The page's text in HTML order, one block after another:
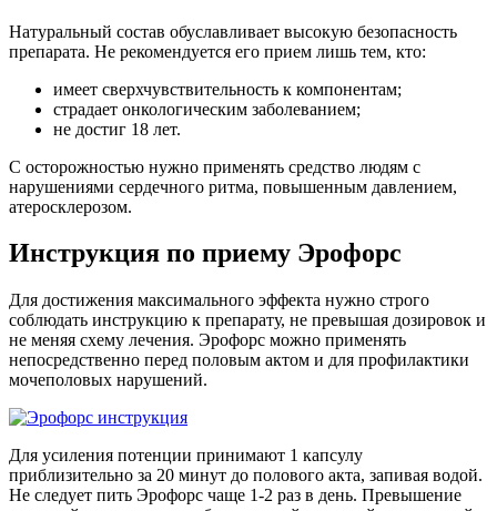
Натуральный состав обуславливает высокую безопасность
препарата. Не рекомендуется его прием лишь тем, кто:
имеет сверхчувствительность к компонентам;
страдает онкологическим заболеванием;
не достиг 18 лет.
С осторожностью нужно применять средство людям с
нарушениями сердечного ритма, повышенным давлением,
атеросклерозом.
Инструкция по приему Эрофорс
Для достижения максимального эффекта нужно строго
соблюдать инструкцию к препарату, не превышая дозировок и
не меняя схему лечения. Эрофорс можно применять
непосредственно перед половым актом и для профилактики
мочеполовых нарушений.
Для усиления потенции принимают 1 капсулу
приблизительно за 20 минут до полового акта, запивая водой.
Не следует пить Эрофорс чаще 1-2 раз в день. Превышение